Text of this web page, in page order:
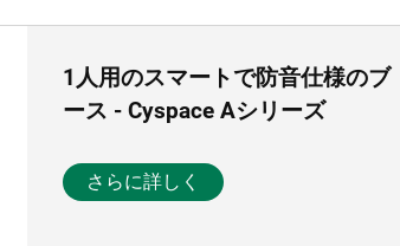
1人用のスマートで防音仕様のブ
ース - Cyspace Aシリーズ
さらに詳しく